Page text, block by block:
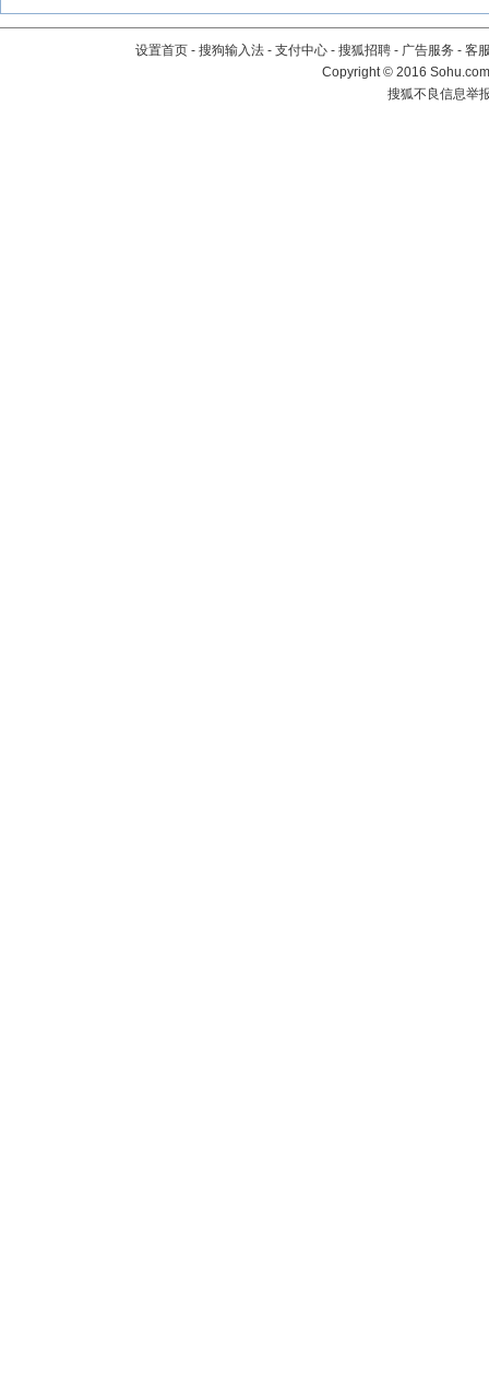
设置首页 - 搜狗输入法 - 支付中心 - 搜狐招聘 - 广告服务 - 客
Copyright©2016
搜狐不良信息举